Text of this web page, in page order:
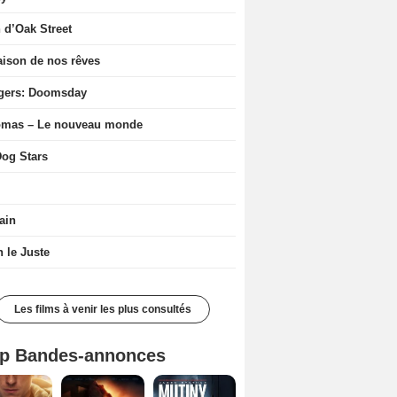
d’Oak Street
de nos rêves
Doomsday
– Le nouveau monde
Stars
le Juste
Les films à venir les plus consultés
Bandes-annonces
Spider-Man: Brand New Day Bande-annonce VO STFR L'Odyssée Bande-annonce VO STFR